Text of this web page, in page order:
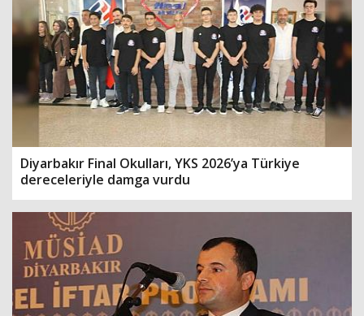
Diyarbakır Final Okulları, YKS 2026’ya Türkiye
dereceleriyle damga vurdu